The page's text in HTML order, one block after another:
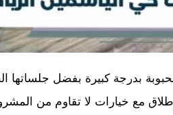
بدرجة كبيرة بفضل جلساتها
مع خيارات لا تقاوم من